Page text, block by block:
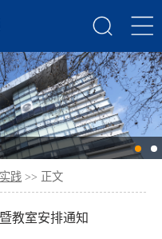
践 >> 正文
教室安排通知